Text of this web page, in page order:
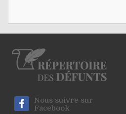
Nous suivre sur
Facebook